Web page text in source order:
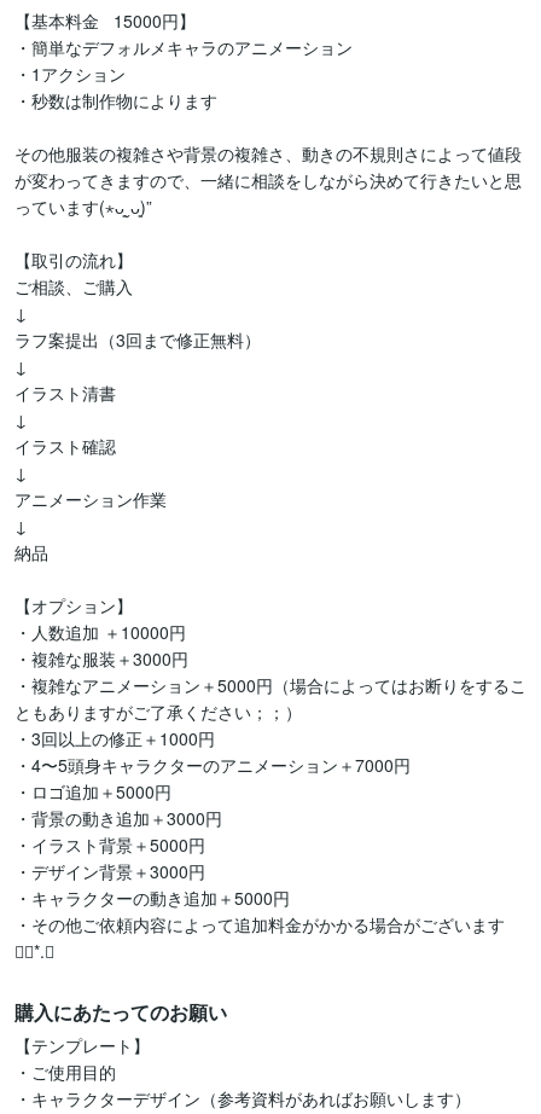
【基本料金   15000円】
・簡単なデフォルメキャラのアニメーション
・1アクション
・秒数は制作物によります
その他服装の複雑さや背景の複雑さ、動きの不規則さによって値段
が変わってきますので、一緒に相談をしながら決めて行きたいと思
っています(⋆ᴗ͈ˬᴗ͈)”
【取引の流れ】
ご相談、ご購入
↓
ラフ案提出（3回まで修正無料）
↓
イラスト清書
↓
イラスト確認
↓
アニメーション作業
↓
納品
【オプション】
・人数追加 ＋10000円
・複雑な服装＋3000円
・複雑なアニメーション＋5000円（場合によってはお断りをするこ
ともありますがご了承ください；；）
・3回以上の修正＋1000円
・4〜5頭身キャラクターのアニメーション＋7000円
・ロゴ追加＋5000円
・背景の動き追加＋3000円
・イラスト背景＋5000円
・デザイン背景＋3000円
・キャラクターの動き追加＋5000円
・その他ご依頼内容によって追加料金がかかる場合がございます
購入にあたってのお願い
【テンプレート】
・ご使用目的
・キャラクターデザイン（参考資料があればお願いします）